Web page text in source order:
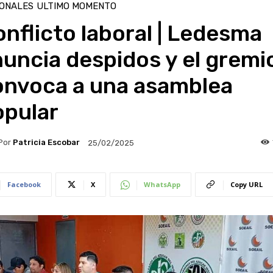
ULTIMO MOMENTO
laboral | Ledesma
despidos y el
a una asamblea
Patricia Escobar 25/02/2025
Facebook X WhatsApp Copy URL